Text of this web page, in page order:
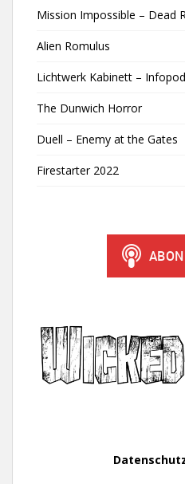
Mission Impossible – Dead
Alien Romulus
Lichtwerk Kabinett –
The Dunwich Horror
Duell – Enemy at the Gates
Firestarter 2022